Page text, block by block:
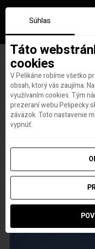
Na
Cook do
autorLovci
Súhlas
Táto
cookies
V Pelikáne robíme všetko
obsah, ktorý vás zaujíma.
využívaním cookies. Tým
prezeraní webu
záväzok. Toto nastavenie
vypnúť.